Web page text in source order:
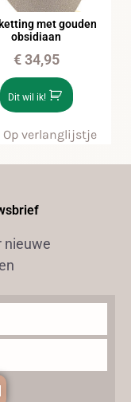
met gouden
obsidiaan
€34,95
Dit wil ik!
Op verlanglijstje
nieuwe